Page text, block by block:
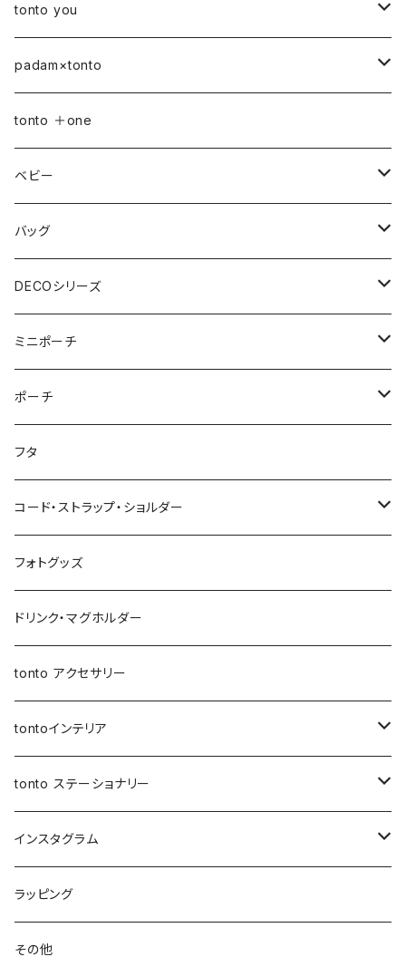
petal bag
tonto you
ベビー
おむつポーチ
おむつポーチ fit
母子手帳ケース
ストローラーバッグ
バッグ
ショルダーバッグ
アジャスターショルダーバッグ
バッグイン巾着
マルシェバッグ
ナップサック
レッスンバッグ
レザートート（縦型）
マザーズバッグ
ポーチ
シカクポーチ
マルチポーチ
オールインポーチ
ボトルホルダー
ドリンク・マグホルダー
インテリア
レザーケース
ティッシュケース
ステーショナリー
ペンケース
ブックカバー
ストラップ
padam×tonto
Sサイズ
Mサイズ
tonto ＋one
ベビー
おむつポーチ
おむつポーチ
ポケット付きおむつポーチ
おむつポーチ fit
おむつポーチ fit
ポケット付きおむつポーチ fit
ストローラーバッグ
ウェットティッシュケース
NEWウェットティッシュケース
３点セット
ポケットティッシュケース
NEWポケットティッシュケース
３点セット
母子手帳ケース
マザーズバッグ
保冷保温ポーチ
バッグ
ショルダーバッグ
ファスナー付きショルダーバッグ
スマホショルダー
トートバッグ
トートバッグ
レザートートバッグ（横型）
ジップトント
Sサイズ
Mサイズ
マザーズバッグ
あずまバッグ
３way一升餅リュック
母子手帳ケース
バケツバッグ
スクエアバッグ
メッセンジャーバッグ
巾着バッグ
アジャスター巾着バッグ
バッグイン巾着
オケージョンバッグ
アジャスターオケージョンバッグ
マルシェバッグ
DECOシリーズ
ショルダーバッグ
アジャスターショルダーバッグ
トートバッグ
ポーチ・小物ケース
スクエアバッグ
ジップトント
アジャスタージップトント
オケージョンバッグ
アジャスターオケージョンバッグ
バケツバッグ・巾着ショルダーバッグ
ミニポーチ
シカクポーチ
テトラポーチ
ポーチ
ポーチ
オールインポーチ
小物ケース
移動ポケット
保冷・保温 ポーチ
ボトルホルダー
フタ
コード・ストラップ・ショルダー
コード
レザーショルダー
ショートストラップ
ロングストラップ
レザーストラップ
ショルダーベルト
アジャスター付きショルダー
シャーリングストラップ
フォトグッズ
ドリンク・マグホルダー
tonto アクセサリー
tontoインテリア
クッションカバー
レザーケース
コースター
ティッシュケース
tonto ステーショナリー
ペンケース
ブックカバー
PC・タブレットケース
インスタグラム
先行販売
先行受付 | ガチャ券
ラッピング
その他